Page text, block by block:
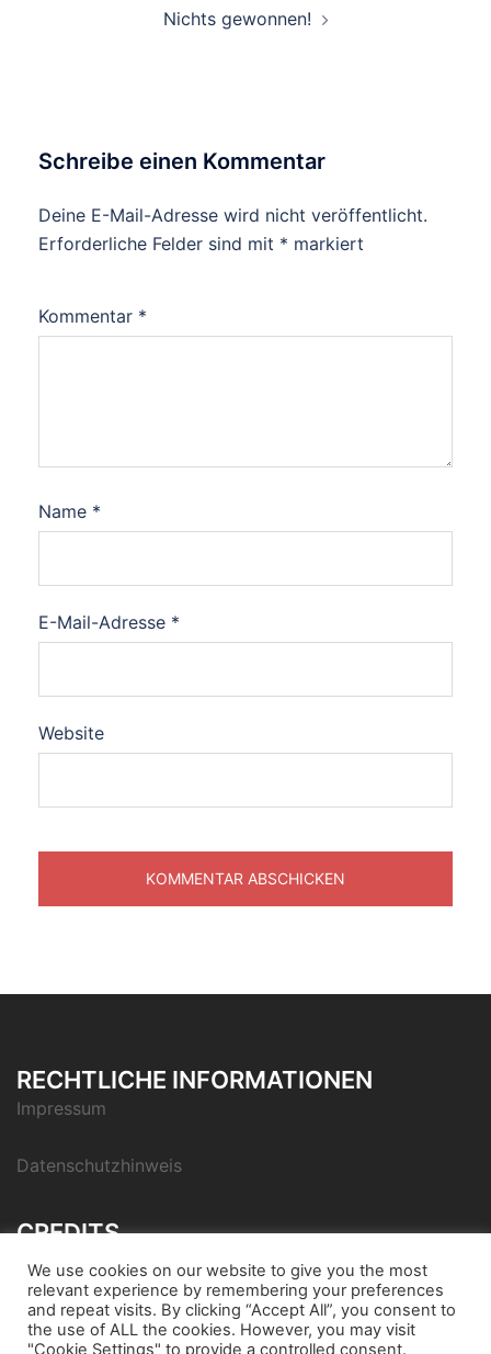
Nichts gewonnen!
Schreibe einen Kommentar
Deine E-Mail-Adresse wird nicht veröffentlicht.
Erforderliche Felder sind mit * markiert
Kommentar *
Name *
E-Mail-Adresse *
Website
RECHTLICHE INFORMATIONEN
Impressum
Datenschutzhinweis
CREDITS
Icon pack by Icons8
We use cookies on our website to give you the most
relevant experience by remembering your preferences
and repeat visits. By clicking “Accept All”, you consent to
the use of ALL the cookies. However, you may visit
"Cookie Settings" to provide a controlled consent.